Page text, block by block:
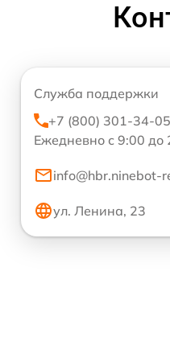
Служба поддержки
+7 (800) 301-34-05
Ежедневно с 9:00 до
info@hbr.ninebot-
ул. Ленина, 23